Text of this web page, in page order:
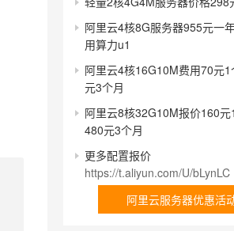
阿里云4核8G服务器955元一
用算力u1
阿里云4核16G10M费用70元
元3个月
阿里云8核32G10M报价160元
480元3个月
更多配置报价
https://t.aliyun.com/U/bLynLC
阿里云服务器优惠活